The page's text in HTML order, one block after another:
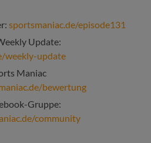
sportsmaniac.de/episode131
Update:
weekly-update
Maniac
bewertung
Gruppe:
community